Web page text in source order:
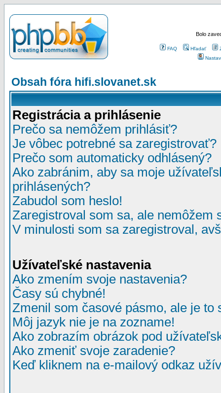
Bolo
FAQ Hľadať
Obsah fóra hifi.slovanet.sk
Registrácia a prihlásenie
Prečo sa nemôžem prihlásiť?
Je vôbec potrebné sa zaregistrovať?
Prečo som automaticky odhlásený?
Ako zabránim, aby sa moje
prihlásených?
Zabudol som heslo!
Zaregistroval som sa, ale nemôžem
V minulosti som sa zaregistroval,
Užívateľské nastavenia
Ako zmením svoje nastavenia?
Časy sú chybné!
Zmenil som časové pásmo, ale je to
Môj jazyk nie je na zozname!
Ako zobrazím obrázok pod
Ako zmeniť svoje zaradenie?
Keď kliknem na e-mailový odkaz